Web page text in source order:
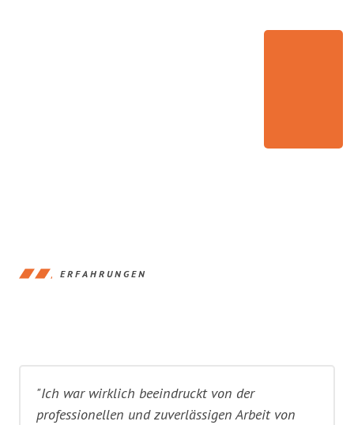
ERFAHRUNGEN
"Ich war wirklich beeindruckt von der
professionellen und zuverlässigen Arbeit von